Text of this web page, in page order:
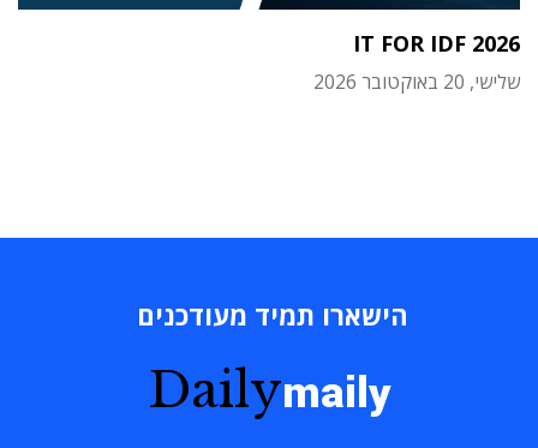
IT FOR IDF 2026
שלישי, 20 באוקטובר 2026
הישארו תמיד מעודכנים
Dailymaily